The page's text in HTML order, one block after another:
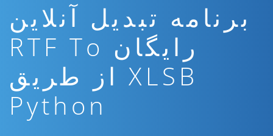
برنامه تبدیل آنلاین
رایگان RTF To
XLSB از طریق
Python